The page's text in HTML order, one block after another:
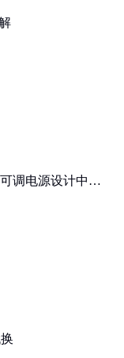
调电源设计中的